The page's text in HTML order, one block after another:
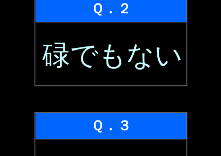
Ｑ．２
碌でもない
Ｑ．３